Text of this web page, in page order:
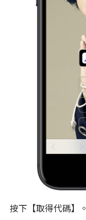
按下【取得代碼】。